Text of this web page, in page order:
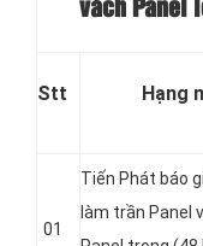
vách Panel
Stt Hạng
01
Tiến Phát báo
làm trần Panel